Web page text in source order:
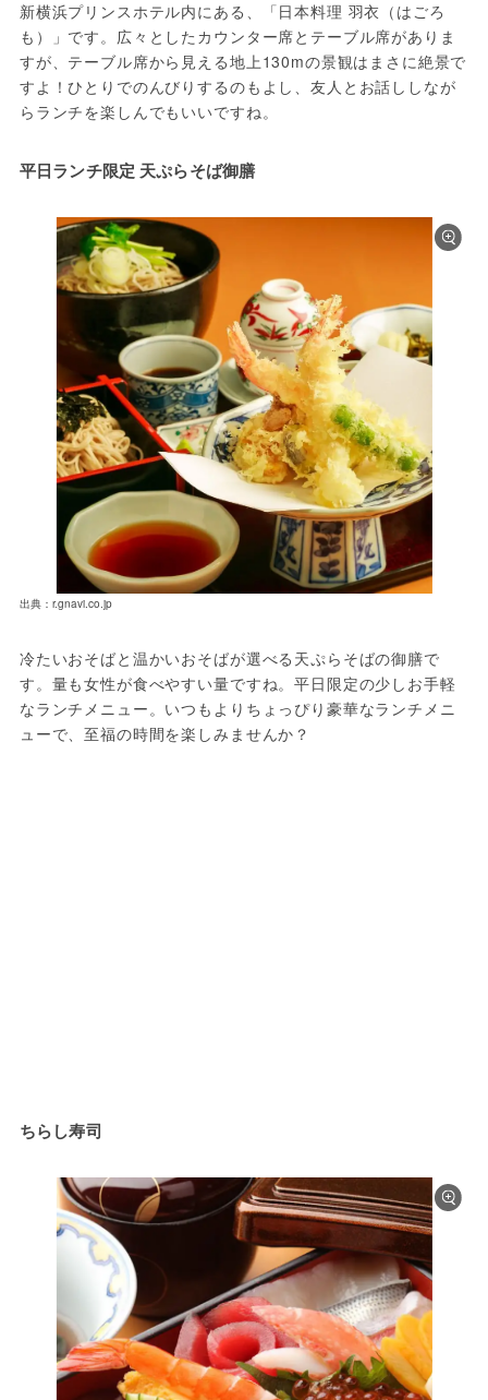
新横浜プリンスホテル内にある、「日本料理 羽衣（はごろ
も）」です。広々としたカウンター席とテーブル席がありま
すが、テーブル席から見える地上130mの景観はまさに絶景で
すよ！ひとりでのんびりするのもよし、友人とお話ししなが
らランチを楽しんでもいいですね。
平日ランチ限定 天ぷらそば御膳
出典：r.gnavi.co.jp
冷たいおそばと温かいおそばが選べる天ぷらそばの御膳で
す。量も女性が食べやすい量ですね。平日限定の少しお手軽
なランチメニュー。いつもよりちょっぴり豪華なランチメニ
ューで、至福の時間を楽しみませんか？
ちらし寿司